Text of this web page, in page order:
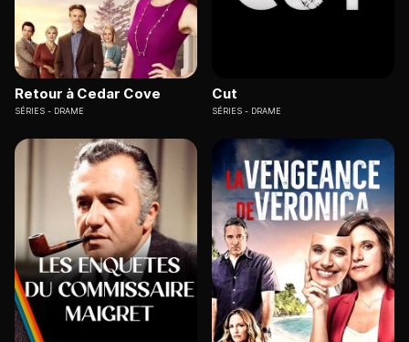
Retour à Cedar Cove
SÉRIES DRAME
Cut
SÉRIES DRAME